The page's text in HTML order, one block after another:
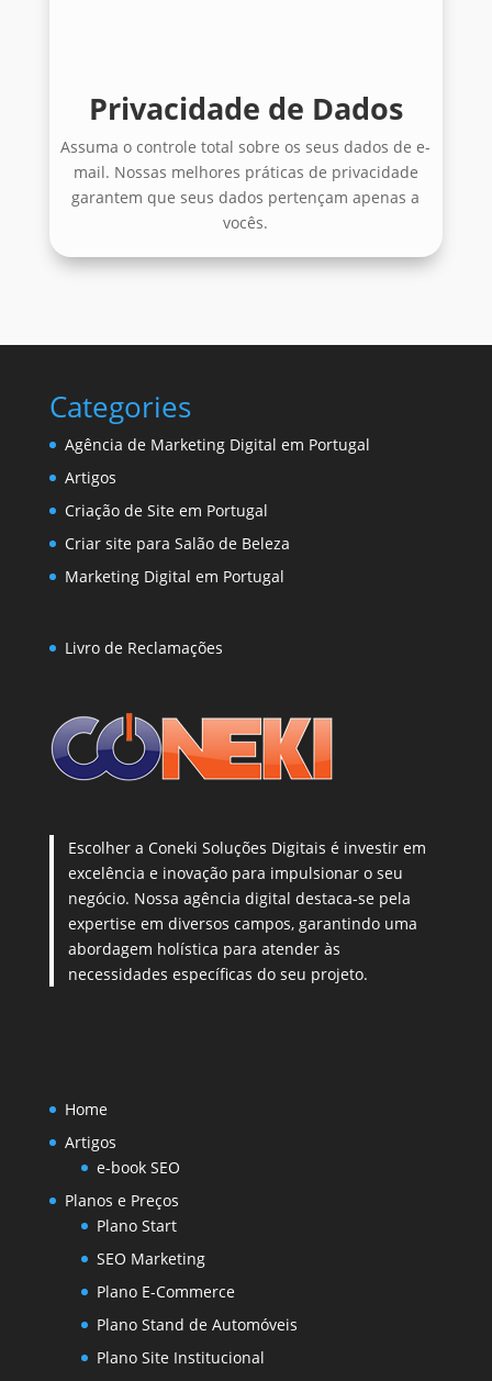
Privacidade de Dados
Assuma o controle total sobre os seus dados de e-
mail. Nossas melhores práticas de privacidade
garantem que seus dados pertençam apenas a
vocês.
Categories
Agência de Marketing Digital em Portugal
Artigos
Criação de Site em Portugal
Criar site para Salão de Beleza
Marketing Digital em Portugal
Livro de Reclamações
Escolher a Coneki Soluções Digitais é investir em
excelência e inovação para impulsionar o seu
negócio. Nossa agência digital destaca-se pela
expertise em diversos campos, garantindo uma
abordagem holística para atender às
necessidades específicas do seu projeto.
Home
Artigos
e-book SEO
Planos e Preços
Plano Start
SEO Marketing
Plano E-Commerce
Plano Stand de Automóveis
Plano Site Institucional